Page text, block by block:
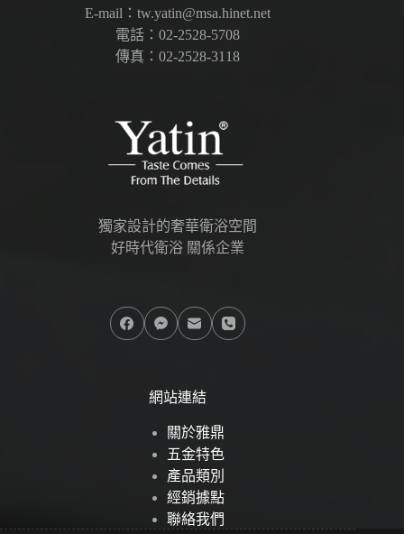
E-mail：tw.yatin@msa.hinet.net
電話：02-2528-5708
傳真：02-2528-3118
獨家設計的奢華衛浴空間
好時代衛浴 關係企業
網站連結
關於雅鼎
五金特色
產品類別
經銷據點
聯絡我們